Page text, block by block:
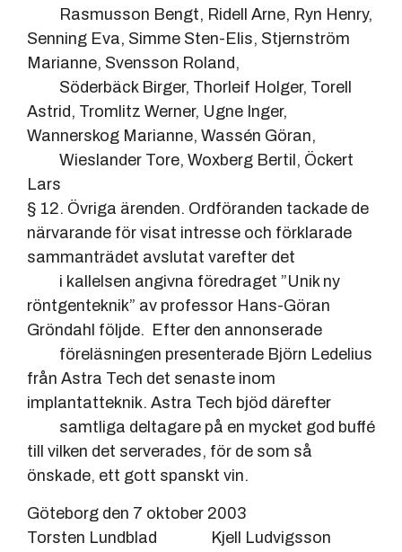
Rasmusson Bengt, Ridell Arne, Ryn Henry,
Senning Eva, Simme Sten-Elis, Stjernström
Marianne, Svensson Roland,
Söderbäck Birger, Thorleif Holger, Torell
Astrid, Tromlitz Werner, Ugne Inger,
Wannerskog Marianne, Wassén Göran,
Wieslander Tore, Woxberg Bertil, Öckert
Lars
§ 12. Övriga ärenden. Ordföranden tackade de
närvarande för visat intresse och förklarade
sammanträdet avslutat varefter det
i kallelsen angivna föredraget ”Unik ny
röntgenteknik” av professor Hans-Göran
Gröndahl följde. Efter den annonserade
föreläsningen presenterade Björn Ledelius
från Astra Tech det senaste inom
implantatteknik. Astra Tech bjöd därefter
samtliga deltagare på en mycket god buffé
till vilken det serverades, för de som så
önskade, ett gott spanskt vin.
Göteborg den 7 oktober 2003
Torsten Lundblad Kjell Ludvigsson